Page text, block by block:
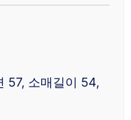
57, 소매길이 54,